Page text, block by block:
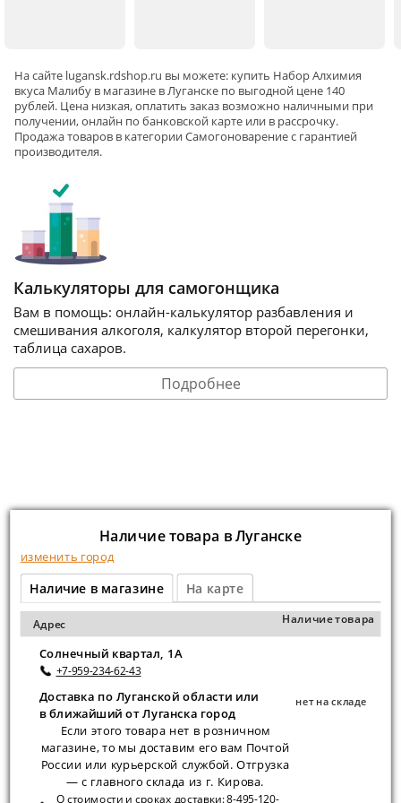
На сайте lugansk.rdshop.ru вы можете: купить Набор Алхимия
вкуса Малибу в магазине в Луганске по выгодной цене 140
рублей. Цена низкая, оплатить заказ возможно наличными при
получении, онлайн по банковской карте или в рассрочку.
Продажа товаров в категорииСамогоноварениес гарантией
производителя.
Калькуляторы для самогонщика
Вам в помощь: онлайн-калькулятор разбавления и
смешивания алкоголя, калкулятор второй перегонки,
таблица сахаров.
Подробнее
Наличие товара в Луганске
изменить город
Наличие в магазине На карте
Адрес Наличие товара
Солнечный квартал, 1А
+7-959-234-62-43
Доставка по Луганской области или
в ближайший от Луганска город
Если этого товара нет в розничном
магазине, то мы доставим его вам Почтой
России или курьерской службой. Отгрузка
— с главного склада из г. Кирова.
О стоимости и сроках доставки:8-495-120-
нет на складе